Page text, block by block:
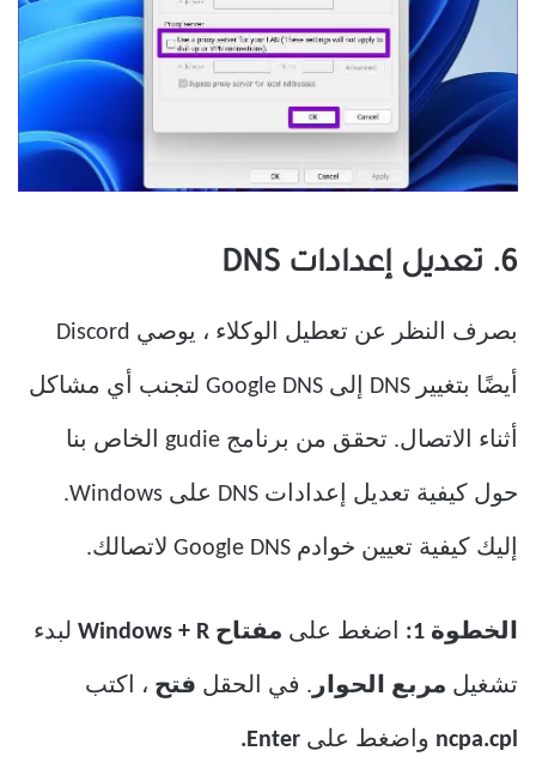
6. تعديل إعدادات DNS
بصرف النظر عن تعطيل الوكلاء ، يوصي Discord
أيضًا بتغيير DNS إلى Google DNS لتجنب أي مشاكل
أثناء الاتصال. تحقق من برنامج gudie الخاص بنا
حول كيفية تعديل إعدادات DNS على Windows.
إليك كيفية تعيين خوادم Google DNS لاتصالك.
الخطوة 1: اضغط على مفتاح Windows + R لبدء
تشغيل مربع الحوار . في الحقل فتح ، اكتب
ncpa.cpl واضغط على Enter.